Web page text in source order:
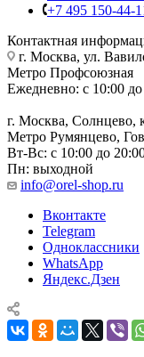
+7 495 150-44-
Контактная
г. Москва, ул.
Метро Профсоюзная
Ежедневно: с 10:00
г. Москва, Солнцево,
Метро Румянцево,
Вт-Вс: с 10:00 до
Пн: выходной
info@orel-shop.ru
Вконтакте
Telegram
Одноклассники
WhatsApp
Яндекс.Дзен